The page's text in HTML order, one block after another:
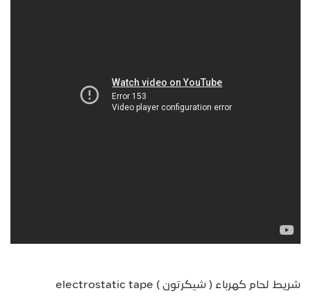
شريط لحام كهرباء ( شيكرتون ) electrostatic tape